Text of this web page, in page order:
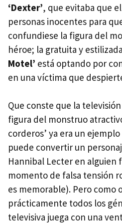
‘Dexter’, que evitaba que
personas inocentes para
confundiese la figura del
héroe; la gratuita y estilizada
Motel’ está optando por
en una víctima que
Que conste que la
figura del monstruo
corderos’ ya era un
puede convertir un
Hannibal Lecter en alguien
momento de falsa tensión
es memorable). Pero como
prácticamente todos los
televisiva juega con una